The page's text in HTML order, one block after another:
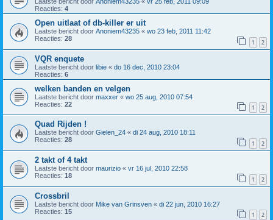
Reacties: 4
Open uitlaat of db-killer er uit
Laatste bericht door Anoniem43235 « wo 23 feb, 2011 11:42
Reacties: 28 1 2
VQR enquete
Laatste bericht door libie « do 16 dec, 2010 23:04
Reacties: 6
welken banden en velgen
Laatste bericht door maxxer « wo 25 aug, 2010 07:54
Reacties: 22 1 2
Quad Rijden !
Laatste bericht door Gielen_24 « di 24 aug, 2010 18:11
Reacties: 28 1 2
2 takt of 4 takt
Laatste bericht door maurizio « vr 16 jul, 2010 22:58
Reacties: 18 1 2
Crossbril
Laatste bericht door Mike van Grinsven « di 22 jun, 2010 16:27
Reacties: 15 1 2